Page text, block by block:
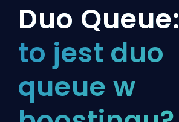
Duo Queue:
to jest duo
queue w